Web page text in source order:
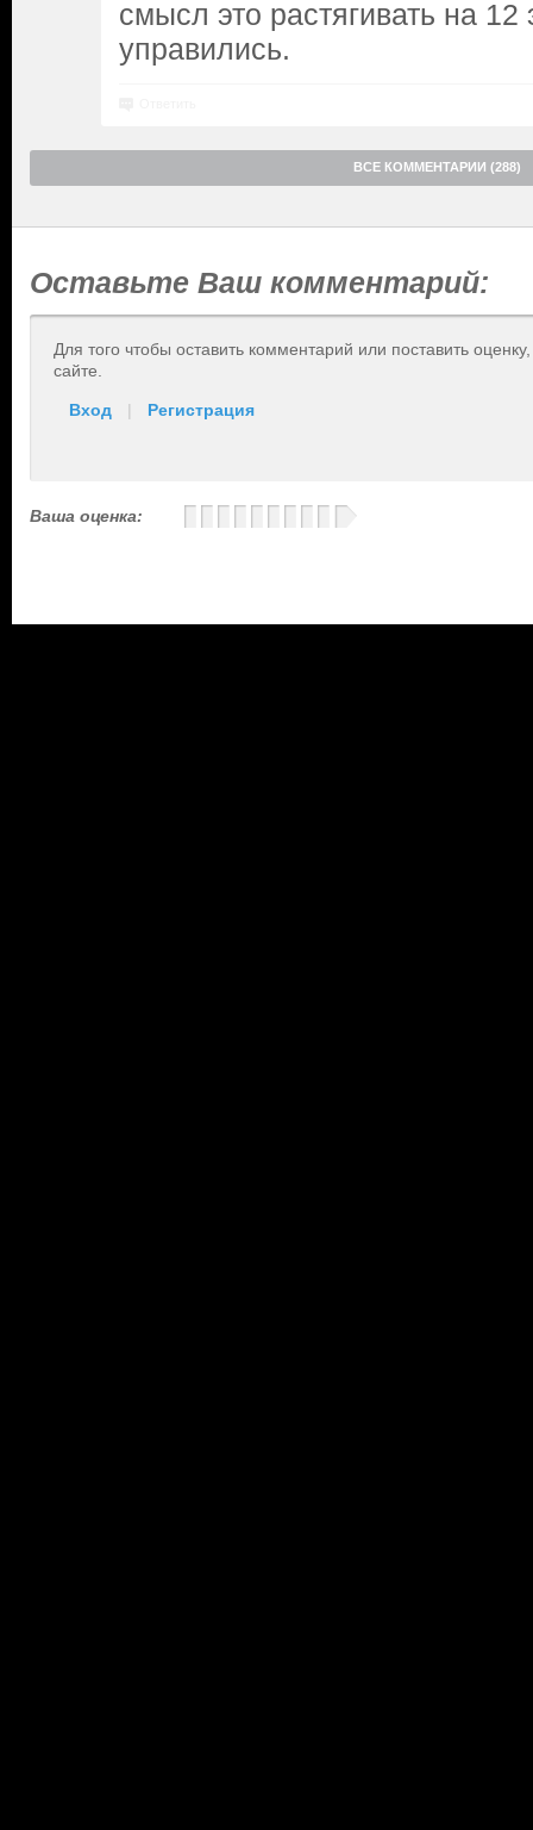
смысл это растягивать на
управились.
ВСЕ КОММЕНТАРИИ (288)
Оставьте Ваш комментарий:
Для того чтобы оставить комментарий или поставить
сайте.
Вход | Регистрация
Ваша оценка: